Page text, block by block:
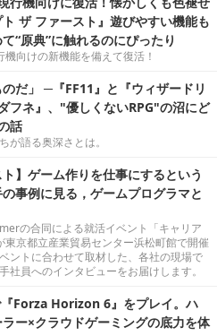
ザ ファースト』遊びやすい機能も
“原典”に触れるのにぴったり
向けの新機能を備えて復活！
のだ」 ─『FF11』と『ウィザードリ
フネ』、"優しくないRPG"の沼にど
話
が語る奥深さとは。
ト】ゲーム作りを仕事にするという
事例に見る，ゲームプログラマと
の合同による就活イベント「キャリア
東京都立産業貿易センター浜松町館で開催
ントに合わせて取材した、各社の現場で
社員へのインタビューをお届けします。
Forza Horizon 6』をプレイ。ハ
ー×クラウドゲーミングの底力を体